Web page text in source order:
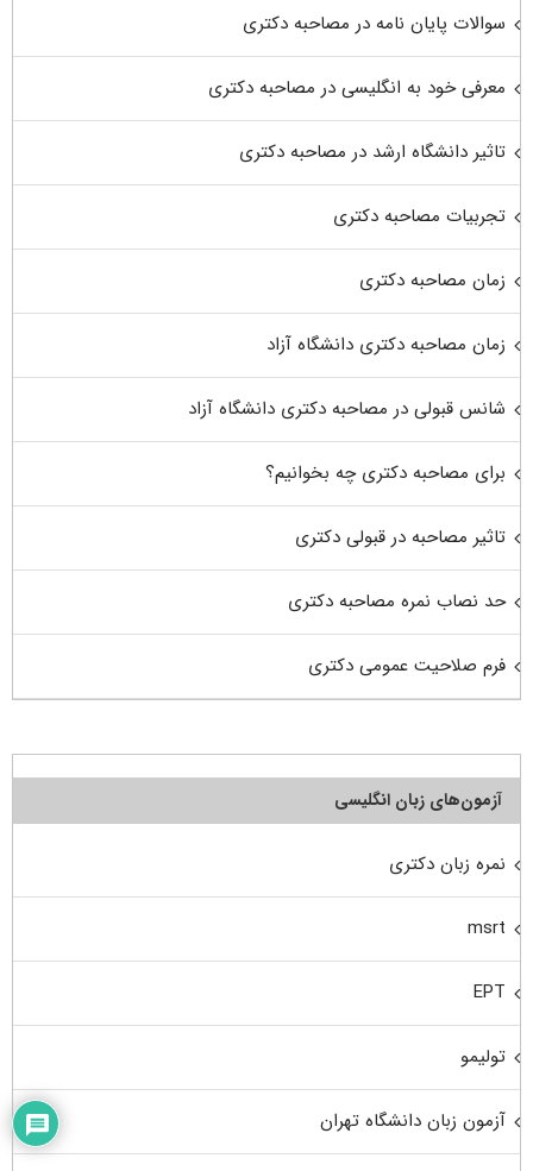
سوالات پایان نامه در مصاحبه دکتری
معرفی خود به انگلیسی در مصاحبه دکتری
تاثیر دانشگاه ارشد در مصاحبه دکتری
تجربیات مصاحبه دکتری
زمان مصاحبه دکتری
زمان مصاحبه دکتری دانشگاه آزاد
شانس قبولی در مصاحبه دکتری دانشگاه آزاد
برای مصاحبه دکتری چه بخوانیم؟
تاثیر مصاحبه در قبولی دکتری
حد نصاب نمره مصاحبه دکتری
فرم صلاحیت عمومی دکتری
آزمون‌های زبان انگلیسی
نمره زبان دکتری
msrt
EPT
تولیمو
آزمون زبان دانشگاه تهران